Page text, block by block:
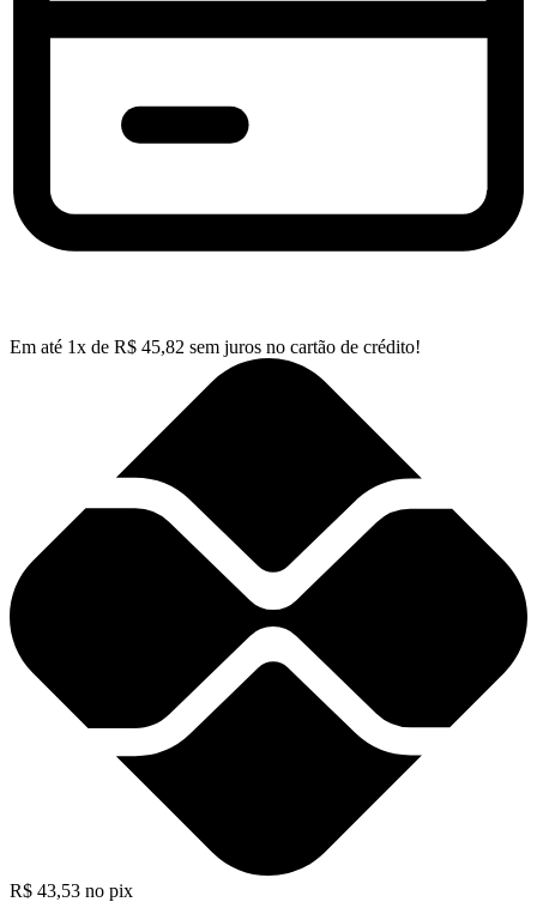
Em até 1x de R$ 45,82 sem juros no cartão de crédito!
R$ 43,53 no pix